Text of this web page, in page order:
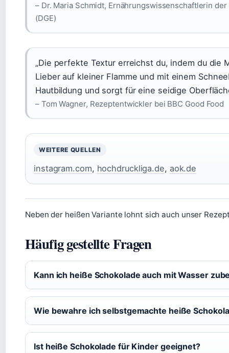
– Dr. Maria Schmidt, Ernährungswissenschaftlerin
(DGE)
„Die perfekte Textur erreichst du, indem du die
Lieber auf kleiner Flamme und mit einem
Hautbildung und sorgt für eine seidige
– Tom Wagner, Rezeptentwickler bei BBC Good Food
WEITERE QUELLEN
instagram.com, hochdruckliga.de, aok.de
Neben der heißen Variante lohnt sich auch unser
Häufig gestellte Fragen
Kann ich heiße Schokolade auch mit Wasser
Wie bewahre ich selbstgemachte heiße
Ist heiße Schokolade für Kinder geeignet?